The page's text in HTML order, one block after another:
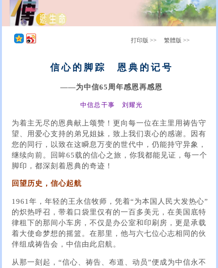
打印版 >> 繁體版 >>
信心的脚踪 恩典的记号
——为中信65周年感恩再感恩
中信总干事 刘耀光
为着主无尽的恩典献上颂赞！更向每一位在主里用祷告守
望、用爱心支持的弟兄姐妹，致上我们衷心的感谢。因有
您的同行，以致在这瞬息万变的世代中，仍能持守异象，
继续向前。回眸65载的信心之旅，你我都能见证，每一个
脚印，都深刻着恩典的奇迹！
回望历史，信心起航
1961年，年轻的王永信牧师，凭着“为本国人民大发热心”
的炽热呼召，带着口袋里仅有的一百多美元，在美国底特
律租下的那间小车房，不仅是办公室和印刷房，更是承载
着大使命梦想的摇篮。在那里，他与六七位心志相同的伙
伴组成祷告会，中信由此启航。
从那一刻起，“信心、祷告、布道、动员”便成为中信永不